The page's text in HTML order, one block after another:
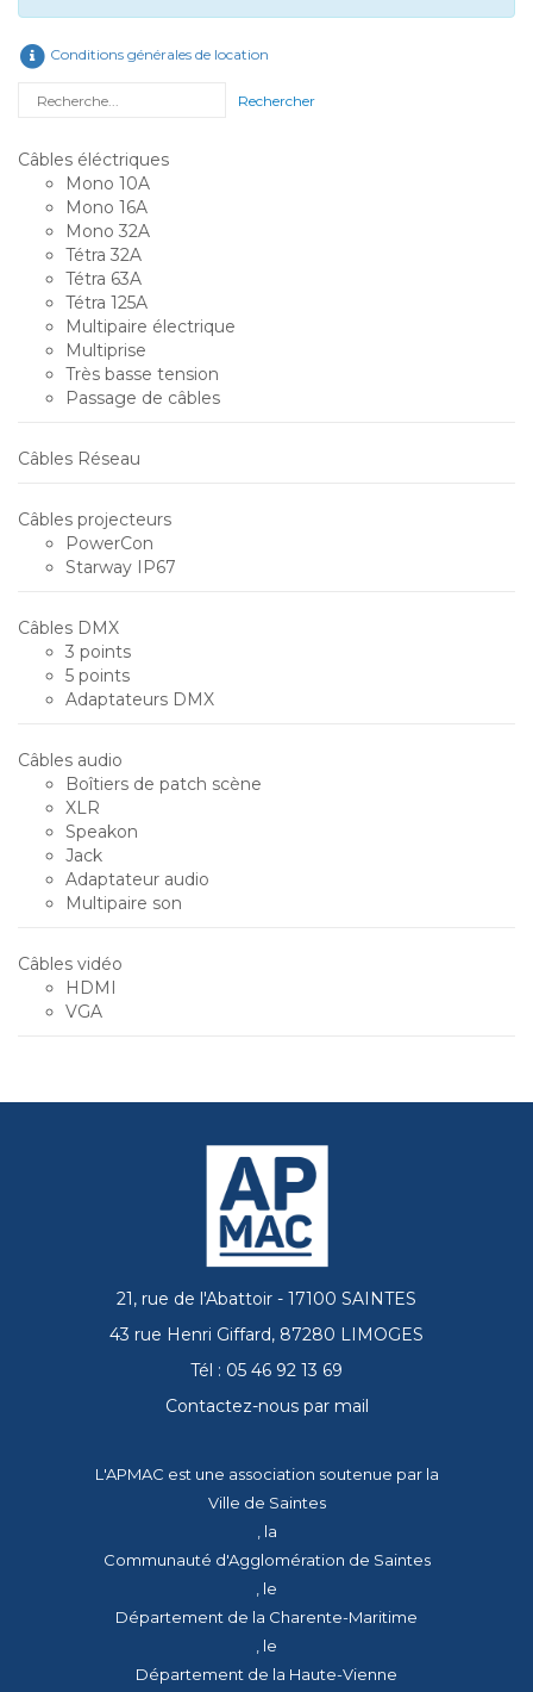
Conditions générales de location
Rechercher
Câbles éléctriques
Mono 10A
Mono 16A
Mono 32A
Tétra 32A
Tétra 63A
Tétra 125A
Multipaire électrique
Multiprise
Très basse tension
Passage de câbles
Câbles Réseau
Câbles projecteurs
PowerCon
Starway IP67
Câbles DMX
3 points
5 points
Adaptateurs DMX
Câbles audio
Boîtiers de patch scène
XLR
Speakon
Jack
Adaptateur audio
Multipaire son
Câbles vidéo
HDMI
VGA
21, rue de l'Abattoir - 17100 SAINTES
43 rue Henri Giffard, 87280 LIMOGES
Tél : 05 46 92 13 69
Contactez-nous par mail
L'APMAC est une association soutenue par la
Ville de Saintes
, la
Communauté d'Agglomération de Saintes
, le
Département de la Charente-Maritime
, le
Département de la Haute-Vienne